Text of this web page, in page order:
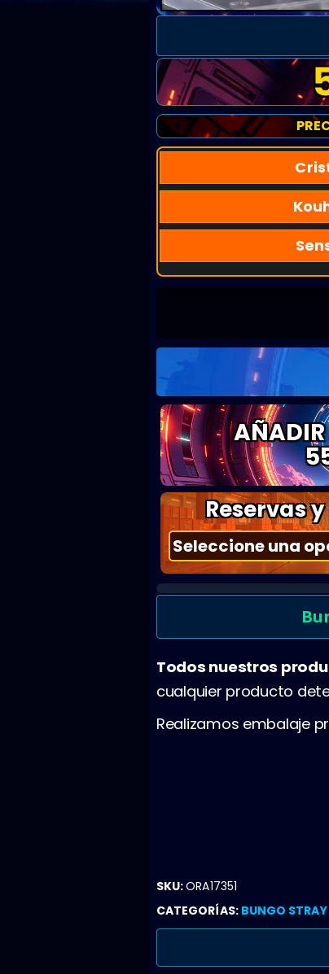
Reservas
Todos nuestros
cualquier producto
Realizamos embalaje
SKU:ORA17351
CATEGORÍAS: BUNGO